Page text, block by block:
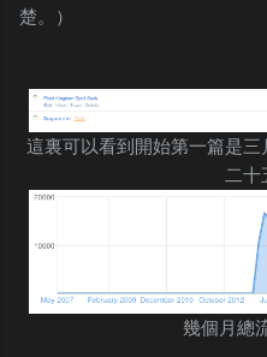
楚。）
這裏可以看到開始第一篇是
二十
幾個月總